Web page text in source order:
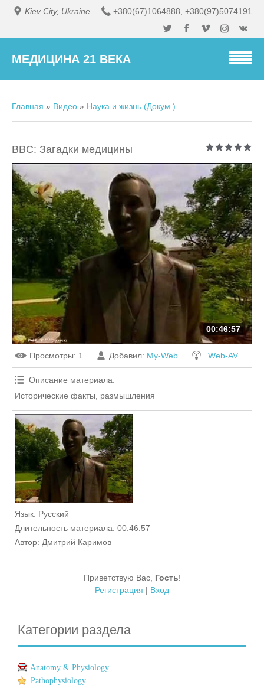
Kiev City, Ukraine +380(67)1064888, +380(97)5074191
МЕДИЦИНА 21 ВЕКА
Главная » Видео » Наука и жизнь (Докум.)
BBC: Загадки медицины
00:46:57
Просмотры: 1 Добавил: My-Web Web-AV
Описание материала:
Исторические факты, размышления
Язык: Русский
Длительность материала: 00:46:57
Автор: Дмитрий Каримов
Приветствую Вас, Гость!
Регистрация | Вход
Категории раздела
Anatomy & Physiology
Pathophysiology